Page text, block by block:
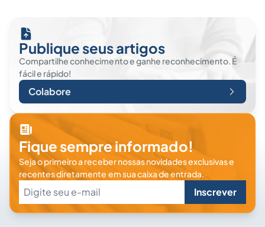
Publique seus artigos
Compartilhe conhecimento e ganhe reconhecimento. É
fácil e rápido!
Colabore
Fique sempre informado!
Seja o primeiro a receber nossas novidades exclusivas e
recentes diretamente em sua caixa de entrada.
Inscrever